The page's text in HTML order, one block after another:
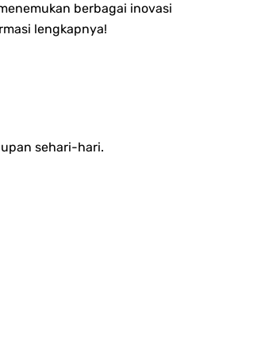
berbagai inovasi
lengkapnya!
sehari-hari.